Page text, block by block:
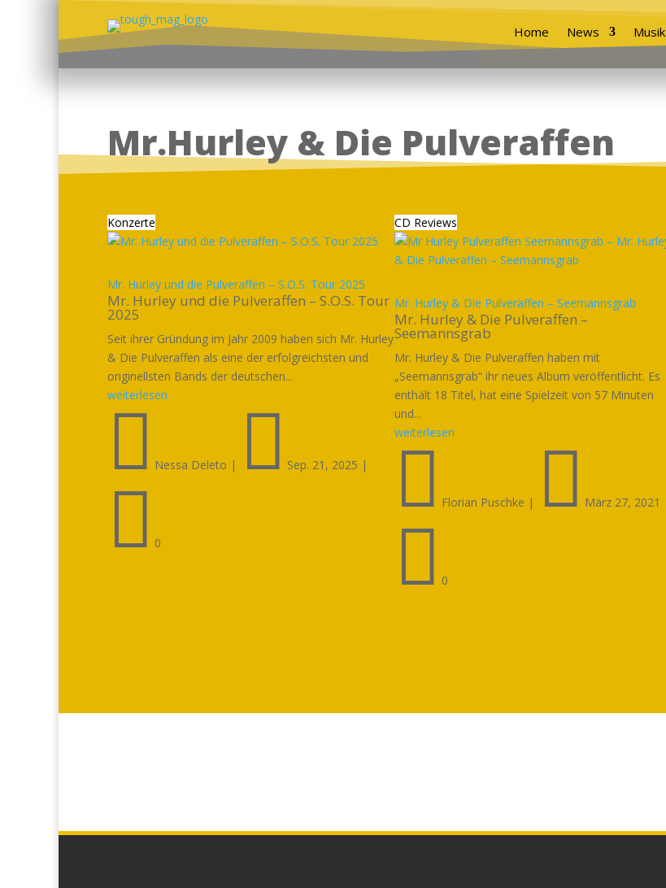
Home News Musik
Mr.Hurley & Die Pulveraffen
Konzerte
Mr. Hurley und die Pulveraffen – S.O.S. Tour 2025
Mr. Hurley und die Pulveraffen – S.O.S. Tour
2025
Seit ihrer Gründung im Jahr 2009 haben sich Mr. Hurley
& Die Pulveraffen als eine der erfolgreichsten und
originellsten Bands der deutschen...
weiterlesen
 Nessa Deleto |  Sep. 21, 2025 |
 0
CD Reviews
Mr. Hurley & Die Pulveraffen – Seemannsgrab
Mr. Hurley & Die Pulveraffen –
Seemannsgrab
Mr. Hurley & Die Pulveraffen haben mit
„Seemannsgrab“ ihr neues Album veröffentlicht. Es
enthält 18 Titel, hat eine Spielzeit von 57 Minuten
und...
weiterlesen
 Florian Puschke |  März 27, 2021
 0